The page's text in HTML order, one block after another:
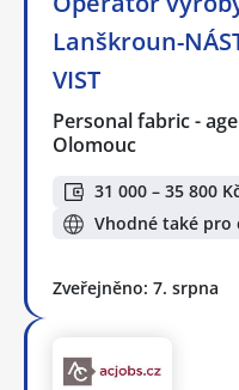
Lanškroun-
VIST
Personal fabric -
Olomouc
31 000 – 35 800
Vhodné také pro
Zveřejněno: 7. srpna